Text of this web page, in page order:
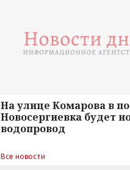
На улице Комарова в
Новосергиевка будет
водопровод
Все новости